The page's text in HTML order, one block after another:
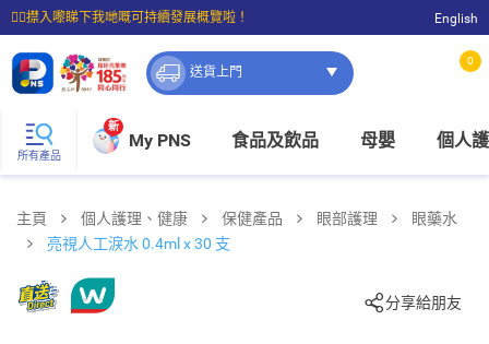
☝🏼㩒入嚟睇下我哋嘅可持續發展概覽啦！
⭐購物滿$399即享免費送貨；滿$100即可免費店取。
English
送貨上門
0
所有產品
新
My PNS 食品及飲品 母嬰 個人
主頁 個人護理、健康 保健產品 眼部護理
眼藥水
亮視人工淚水 0.4ml x 30 支
分享給朋友